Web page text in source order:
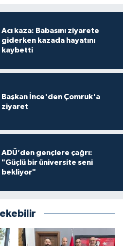
Acı kaza: Babasını ziyarete
giderken kazada hayatını
kaybetti
Başkan İnce'den Çomruk'a
ziyaret
ADÜ’den gençlere çağrı:
"Güçlü bir üniversite seni
bekliyor"